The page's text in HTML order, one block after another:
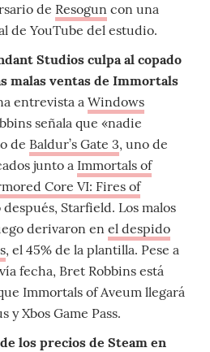
de Resogun con una
de YouTube del estudio.
Studios culpa al copado
malas ventas de Immortals
entrevista a Windows
señala que «nadie
de Baldur’s Gate 3, uno de
junto a Immortals of
Core VI: Fires of
después, Starfield. Los malos
derivaron en el despido
, el 45% de la plantilla. Pese a
fecha, Bret Robbins está
Immortals of Aveum llegará
y Xbos Game Pass.
los precios de Steam en